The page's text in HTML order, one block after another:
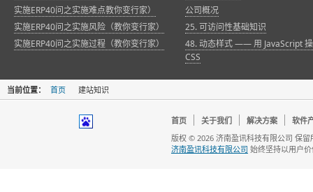
实施ERP40问之实施难点教你变行家）
实施ERP40问之实施风险（教你变行家）
实施ERP40问之实施过程（教你变行家）
公司概况
25. 可访问性基础知识
48. 动态样式 —— 用 JavaScript
CSS
当前位置： 首页 建站知识
首页 关于我们 解决方案
软件
版权 © 2026 济南盈讯科技有限公司 保
济南盈讯科技有限公司 始终坚持以用户